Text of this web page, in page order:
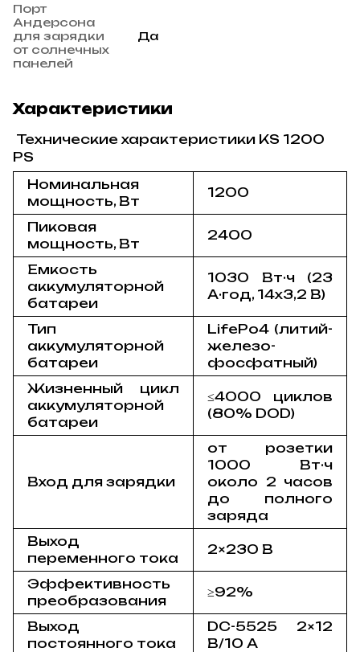
Порт
Андерсона
для зарядки
от солнечных
панелей
Да
Характеристики
Технические характеристики KS 1200
PS
Номинальная
мощность, Вт
1200
Пиковая
мощность, Вт
2400
Емкость
аккумуляторной
батареи
1030 Вт·ч (23
А·год, 14x3,2 В)
Тип
аккумуляторной
батареи
LifePo4 (литий-
железо-
фосфатный)
Жизненный цикл
аккумуляторной
батареи
≤4000 циклов
(80% DOD)
Вход для зарядки
от розетки
1000 Вт·ч
около 2 часов
до полного
заряда
Выход
переменного тока
2×230 В
Эффективность
преобразования
≥92%
Выход
постоянного тока
DC-5525 2×12
В/10 A